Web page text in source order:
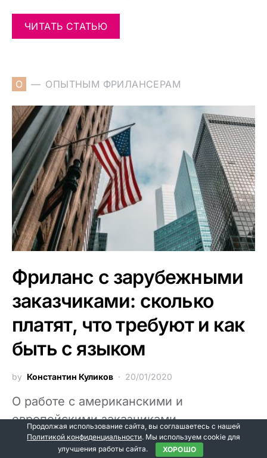
ЧИТАТЬ СТАТЬЮ
О ОПЫТНЫМ ФРИЛАНСЕРАМ
Фриланс с зарубежными
заказчиками: сколько
платят, что требуют и как
быть с языком
by Константин Куликов 20/01/2020
О работе с американскими и
европейскими заказчиками
рассказывает Костя Куликов с
комментариями специалиста по
Продолжая использование сайта, вы соглашаетесь с нашей
Политикой конфиденциальности. Мы используем cookie для
улучшения работы сайта.
ХОРОШО